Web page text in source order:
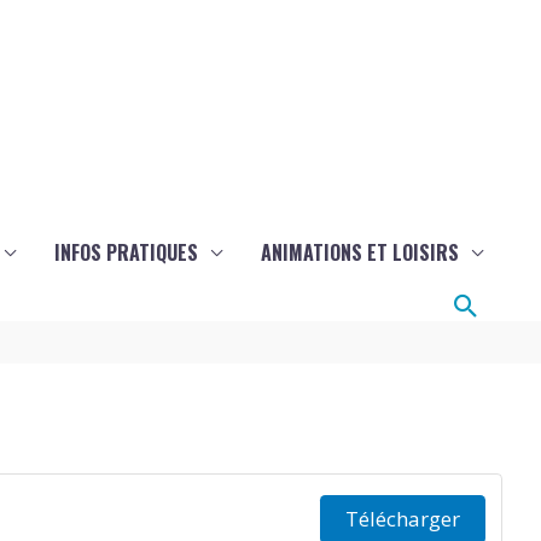
INFOS PRATIQUES ANIMATIONS ET LOISIRS
Télécharger